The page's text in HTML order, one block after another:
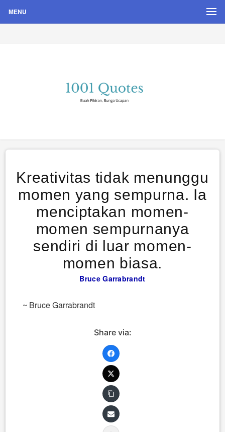
MENU
Quote Hari Puisi
Kreativitas tidak menunggu
momen yang sempurna. Ia
menciptakan momen-
momen sempurnanya
sendiri di luar momen-
momen biasa.
Bruce Garrabrandt
~ Bruce Garrabrandt
Share via: